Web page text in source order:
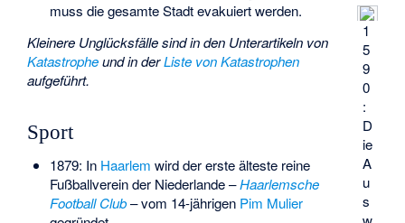
1
5
9
0
:
D
ie
A
u
s
muss die gesamte Stadt evakuiert werden.
Kleinere Unglücksfälle sind in den Unterartikeln von
Katastropheund in derListe von Katastrophen
aufgeführt.
Sport
1879: In Haarlem wird der erste älteste reine
Fußballverein der Niederlande –Haarlemsche
Football Club– vom 14-jährigen Pim Mulier